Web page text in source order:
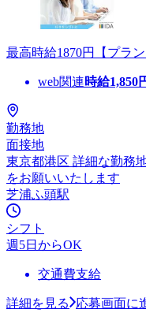
最高時給1870円【プラ
web関連時給1,850
勤務地
面接地
東京都港区 詳細な勤務
をお願いいたします
芝浦ふ頭駅
シフト
週5日からOK
交通費支給
詳細を見る
応募画面に